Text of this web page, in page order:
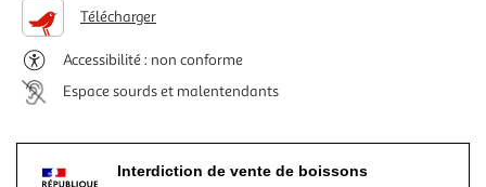
Télécharger
Accessibilité : non conforme
Espace sourds et malentendants
Interdiction de vente de boissons